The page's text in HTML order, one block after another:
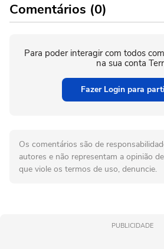
Comentários (0)
Para poder interagir com todos
na sua conta
Fazer Login para
Os comentários são de
autores e não representam a opinião
que viole os termos de uso, denuncie.
PUBLICIDADE